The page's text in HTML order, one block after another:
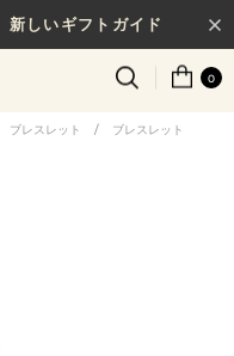
新しいギフトガイド
0
ブレスレット / ブレスレット